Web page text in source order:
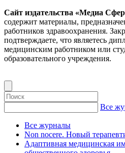
Сайт издательства «Медиа
содержит материалы,
работников здравоохранения.
подтверждаете, что являетесь
медицинским работником или
образовательного учреждения.
Все
Все журналы
Non nocere. Новый
Адаптивная медицинская